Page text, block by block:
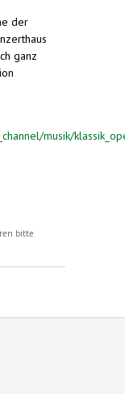
der
ganz
musik/
neuen
bitte